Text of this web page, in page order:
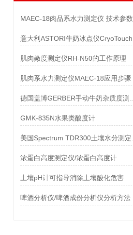
MAEC-18肉品系水力测定仪 技术参数
肌肉嫩度测定仪RH-N50的工作原理
肌肉系水力测定仪MAEC-18应用步骤
GMK-835N水果类酸度计
浓蛋白高度测定仪/浓蛋白高度计
土壤pH计可指导消除土壤酸化危害
啤酒分析仪/啤酒成份分析仪分析方法